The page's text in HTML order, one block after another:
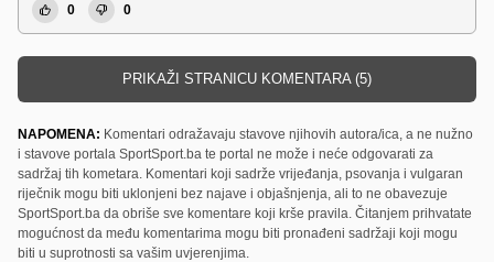
0 0
PRIKAŽI STRANICU KOMENTARA (5)
NAPOMENA: Komentari odražavaju stavove njihovih autora/ica, a ne nužno
i stavove portala SportSport.ba te portal ne može i neće odgovarati za
sadržaj tih kometara. Komentari koji sadrže vrijeđanja, psovanja i vulgaran
riječnik mogu biti uklonjeni bez najave i objašnjenja, ali to ne obavezuje
SportSport.ba da obriše sve komentare koji krše pravila. Čitanjem prihvatate
mogućnost da među komentarima mogu biti pronađeni sadržaji koji mogu
biti u suprotnosti sa vašim uvjerenjima.